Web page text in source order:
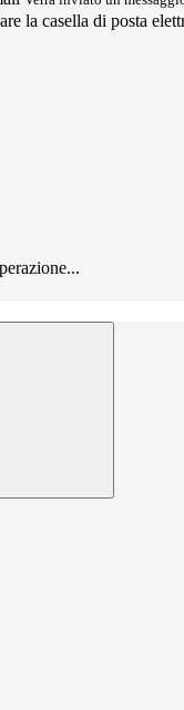
la casella di posta